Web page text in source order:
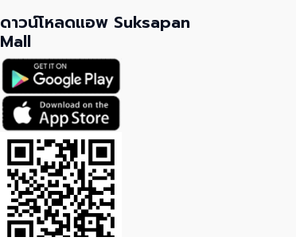
ดาวน์โหลดแอพ Suksapan
Mall